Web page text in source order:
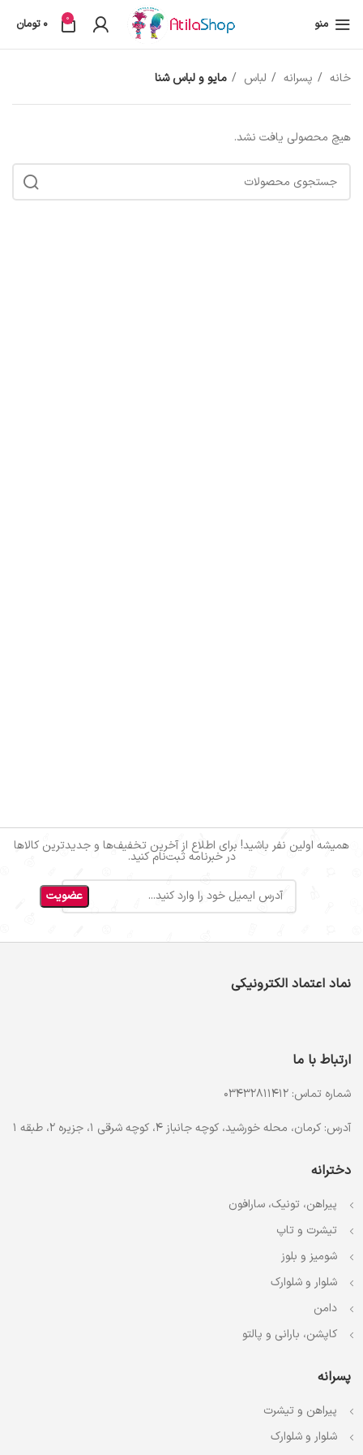
منو 0
0 تومان
خانه پسرانه لباس مایو و لباس شنا
هیچ محصولی یافت نشد.
همیشه اولین نفر باشید! برای اطلاع از آخرین تخفیف‌ها و جدیدترین کالاها
در خبرنامه ثبت‌نام کنید.
نماد اعتماد الکترونیکی
ارتباط با ما
شماره تماس: 03432811412
آدرس: کرمان، محله خورشید، کوچه جانباز 4، کوچه شرقی 1، جزیره 2، طبقه 1
دخترانه
پیراهن، تونیک، سارافون
تیشرت و تاپ
شومیز و بلوز
شلوار و شلوارک
دامن
کاپشن، بارانی و پالتو
پسرانه
پیراهن و تیشرت
شلوار و شلوارک